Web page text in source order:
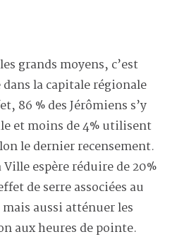
grands moyens, c’est
la capitale régionale
86 % des Jérômiens s’y
et moins de 4% utilisent
le dernier recensement.
espère réduire de 20%
de serre associées au
aussi atténuer les
aux heures de pointe.